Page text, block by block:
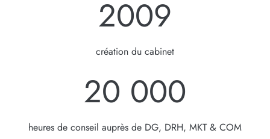
2009
création du cabinet
20 000
heures de conseil auprès de DG, DRH, MKT & COM